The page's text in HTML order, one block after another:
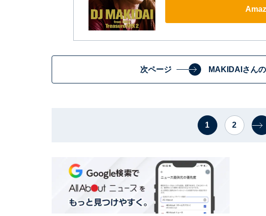
次ページ MAKIDAIさん
1 2